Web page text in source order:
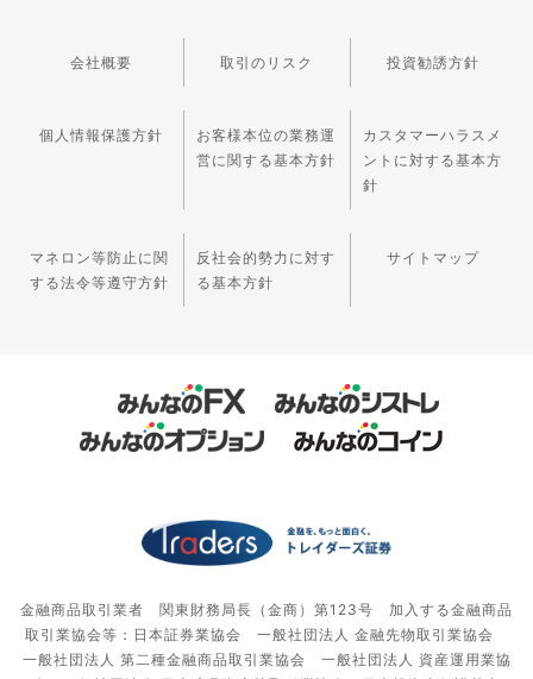
会社概要 取引のリスク 投資勧誘方針
個人情報保護方針
お客様本位の業務運
営に関する基本方針
カスタマーハラスメ
ントに対する基本方
針
マネロン等防止に関
する法令等遵守方針
反社会的勢力に対す
る基本方針
サイトマップ
金融商品取引業者 関東財務局長（金商）第123号 加入する金融商品
取引業協会等：日本証券業協会 一般社団法人 金融先物取引業協会
一般社団法人 第二種金融商品取引業協会 一般社団法人 資産運用業協